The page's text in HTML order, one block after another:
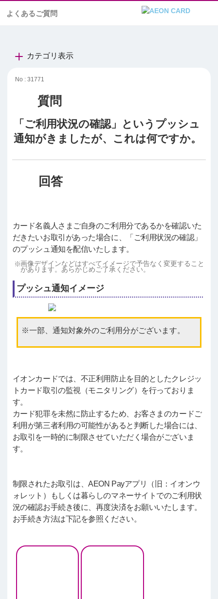
よくあるご質問
カテゴリ表示
No : 31771
「ご利用状況の確認」というプッシュ
通知がきましたが、これは何ですか。
カード名義人さまご自身のご利用分であるかを確認いた
だきたいお取引があった場合に、「ご利用状況の確認」
のプッシュ通知を配信いたします。
画像デザインなどはすべてイメージで予告なく変更すること
があります。あらかじめご了承ください。
プッシュ通知イメージ
一部、通知対象外のご利用分がございます。
イオンカードでは、不正利用防止を目的としたクレジッ
トカード取引の監視（モニタリング）を行っておりま
す。
カード犯罪を未然に防止するため、お客さまのカードご
利用が第三者利用の可能性があると判断した場合には、
お取引を一時的に制限させていただく場合がございま
す。
制限されたお取引は、AEON Payアプリ（旧：イオンウ
ォレット）もしくは暮らしのマネーサイトでのご利用状
況の確認お手続き後に、再度決済をお願いいたします。
お手続き方法は下記を参照ください。